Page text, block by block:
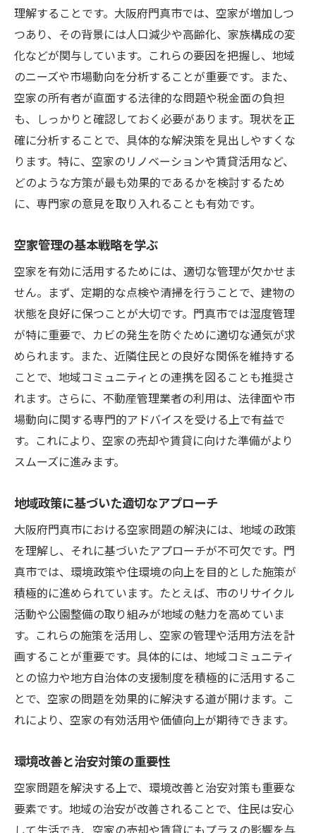
理解することです。大阪府門真市では、空家が増加しつ
つあり、その背景には人口減少や高齢化、家族構成の変
化などが関与しています。これらの要因を把握し、地域
のニーズや市場動向を分析することが重要です。また、
空家の所有者が直面する法律的な問題や税金面の負担
も、しっかりと確認しておく必要があります。現状を正
確に分析することで、具体的な解決策を見出しやすくな
ります。特に、空家のリノベーションや賃貸活用など、
どのような方策が最も効果的であるかを検討するため
に、専門家の意見を取り入れることも有効です。
空家管理の基本戦略を学ぶ
空家を有効に活用するためには、適切な管理が欠かせま
せん。まず、定期的な点検や清掃を行うことで、建物の
状態を良好に保つことが大切です。門真市では湿度管理
が特に重要で、カビの発生を防ぐために適切な通気が求
められます。また、近隣住民との良好な関係を維持する
ことで、地域コミュニティとの連携を図ることも推奨さ
れます。さらに、不動産管理業者の利用は、法律面や市
場動向に関する専門的アドバイスを受ける上で有益で
す。これにより、空家の売却や賃貸に向けた準備がより
スムーズに進みます。
地域政策に基づいた適切なアプローチ
大阪府門真市における空家問題の解決には、地域の政策
を理解し、それに基づいたアプローチが不可欠です。門
真市では、環境政策や住環境の向上を目的とした施策が
積極的に進められています。たとえば、市のリサイクル
活動や公園整備の取り組みが地域の魅力を高めていま
す。これらの施策を活用し、空家の管理や活用方法を計
画することが重要です。具体的には、地域コミュニティ
との協力や地方自治体の支援制度を積極的に活用するこ
とで、空家の問題を効果的に解決する道が開けます。こ
れにより、空家の有効活用や価値向上が期待できます。
環境改善と治安対策の重要性
空家問題を解決する上で、環境改善と治安対策も重要な
要素です。地域の治安が改善されることで、住民は安心
して生活でき、空家の売却や賃貸にもプラスの影響を与